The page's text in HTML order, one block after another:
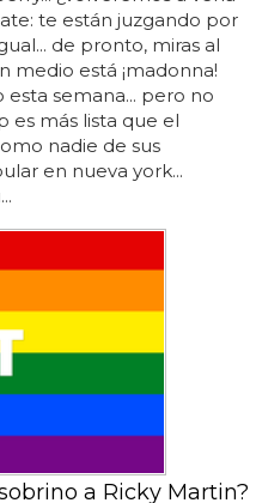
te están juzgando por
de pronto, miras al
medio está ¡madonna!
semana... pero no
es más lista que el
nadie de sus
en nueva york...
a Ricky Martin?